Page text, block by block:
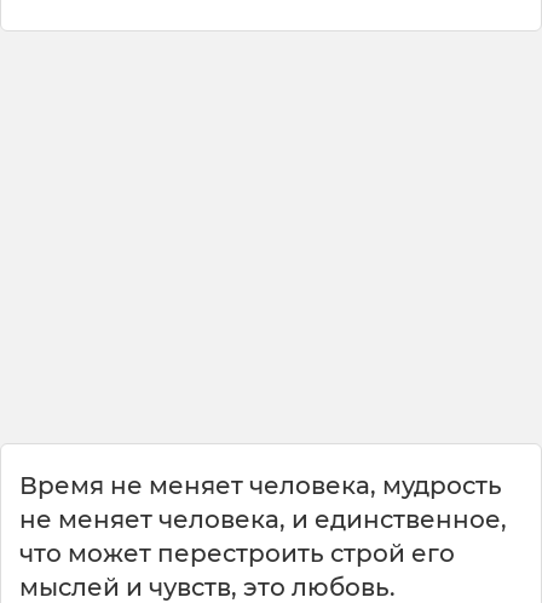
Время не меняет человека, мудрость
не меняет человека, и единственное,
что может перестроить строй его
мыслей и чувств, это любовь.